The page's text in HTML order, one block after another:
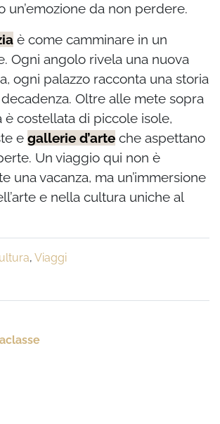
un’emozione da non perdere.
è come camminare in un
Ogni angolo rivela una nuova
ogni palazzo racconta una storia
Oltre alle mete sopra
è costellata di piccole isole,
e gallerie d’arte che aspettano
Un viaggio qui non è
una vacanza, ma un’immersione
e nella cultura uniche al
, Viaggi